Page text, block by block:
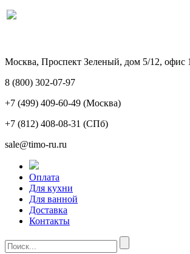
Москва, Проспект Зеленый, дом 5/12, офис
8 (800) 302-07-97
+7 (499) 409-60-49 (Москва)
+7 (812) 408-08-31 (СПб)
sale@timo-ru.ru
Оплата
Для кухни
Для ванной
Доставка
Контакты